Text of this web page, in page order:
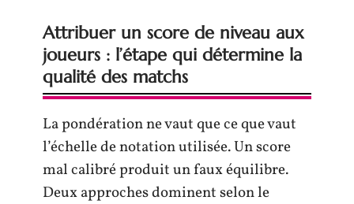
Attribuer un score de niveau aux
joueurs : l’étape qui détermine la
qualité des matchs
La pondération ne vaut que ce que vaut
l’échelle de notation utilisée. Un score
mal calibré produit un faux équilibre.
Deux approches dominent selon le